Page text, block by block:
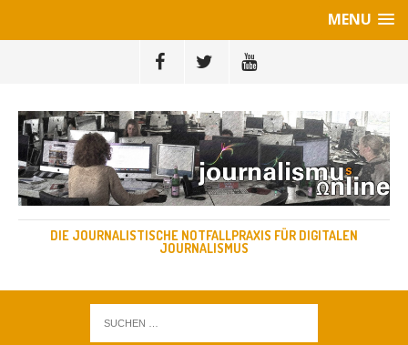
MENU
DIE JOURNALISTISCHE NOTFALLPRAXIS FÜR DIGITALEN
JOURNALISMUS